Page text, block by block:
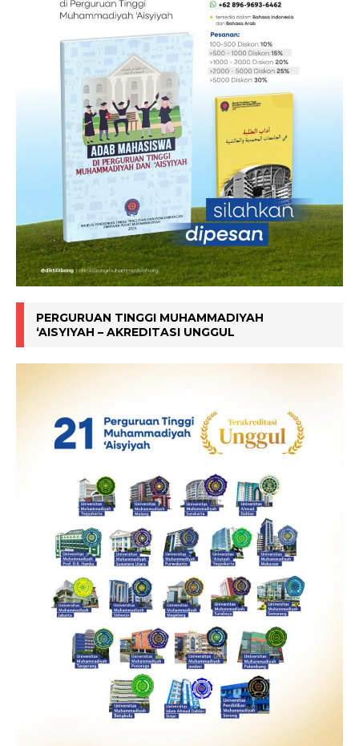
PERGURUAN TINGGI MUHAMMADIYAH
‘AISYIYAH – AKREDITASI UNGGUL